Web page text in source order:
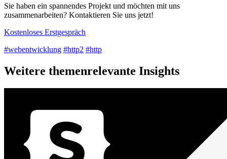
Sie haben ein spannendes Projekt und möchten mit uns
zusammenarbeiten? Kontaktieren Sie uns jetzt!
Kostenloses Erstgespräch
#webentwicklung #http2 #http
Weitere themenrelevante Insights